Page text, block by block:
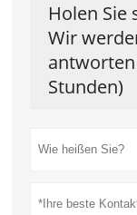
Holen Sie
Wir
Stunden)